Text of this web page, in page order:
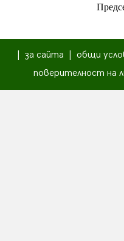
за сайта
общи
поверителност на